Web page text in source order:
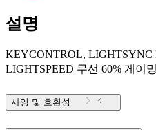
설명
KEYCONTROL, LIGHTSYNC
LIGHTSPEED 무선 60% 게이
사양 및 호환성